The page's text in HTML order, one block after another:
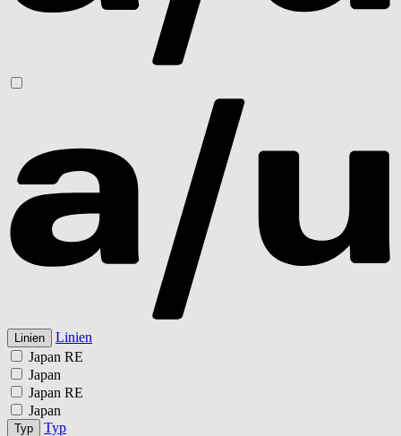
Linien
Linien
Japan RE
Japan
Japan RE
Japan
Typ
Typ